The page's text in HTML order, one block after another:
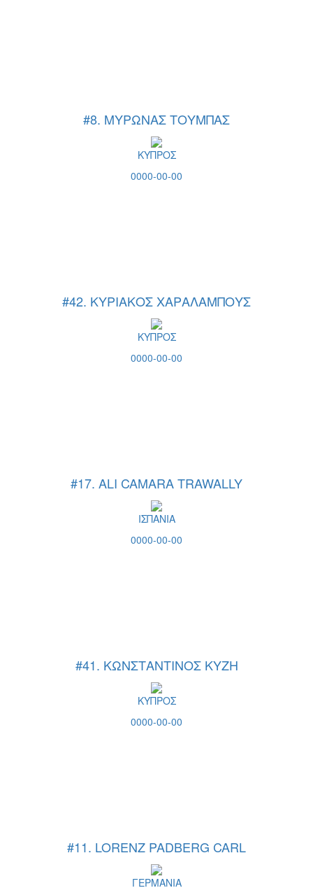
#8. ΜΥΡΩΝΑΣ ΤΟΥΜΠΑΣ
ΚΥΠΡΟΣ
0000-00-00
#42. ΚΥΡΙΑΚΟΣ ΧΑΡΑΛΑΜΠΟΥΣ
ΚΥΠΡΟΣ
0000-00-00
#17. ALI CAMARA TRAWALLY
ΙΣΠΑΝΙΑ
0000-00-00
#41. ΚΩΝΣΤΑΝΤΙΝΟΣ ΚΥΖΗ
ΚΥΠΡΟΣ
0000-00-00
#11. LORENZ PADBERG CARL
ΓΕΡΜΑΝΙΑ